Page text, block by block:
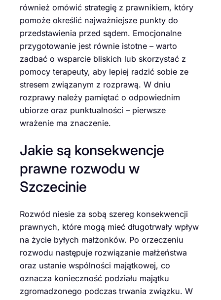
również omówić strategię z prawnikiem, który
pomoże określić najważniejsze punkty do
przedstawienia przed sądem. Emocjonalne
przygotowanie jest równie istotne – warto
zadbać o wsparcie bliskich lub skorzystać z
pomocy terapeuty, aby lepiej radzić sobie ze
stresem związanym z rozprawą. W dniu
rozprawy należy pamiętać o odpowiednim
ubiorze oraz punktualności – pierwsze
wrażenie ma znaczenie.
Jakie są konsekwencje
prawne rozwodu w
Szczecinie
Rozwód niesie za sobą szereg konsekwencji
prawnych, które mogą mieć długotrwały wpływ
na życie byłych małżonków. Po orzeczeniu
rozwodu następuje rozwiązanie małżeństwa
oraz ustanie wspólności majątkowej, co
oznacza konieczność podziału majątku
zgromadzonego podczas trwania związku. W